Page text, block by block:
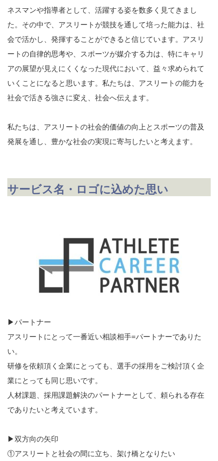
ネスマンや指導者として、活躍する姿を数多く見てきまし
た。その中で、アスリートが競技を通して培った能力は、社
会で活かし、発揮することができると信じています。アスリ
ートの自律的思考や、スポーツが媒介する力は、特にキャリ
アの展望が見えにくくなった現代において、益々求められて
いくことになると思います。私たちは、アスリートの能力を
社会で活きる強さに変え、社会へ伝えます。
私たちは、アスリートの社会的価値の向上とスポーツの普及
発展を通し、豊かな社会の実現に寄与したいと考えます。
サービス名・ロゴに込めた思い
▶パートナー
アスリートにとって一番近い相談相手=パートナーでありた
い。
研修を依頼頂く企業にとっても、選手の採用をご検討頂く企
業にとっても同じ思いです。
人材課題、採用課題解決のパートナーとして、頼られる存在
でありたいと考えています。
▶双方向の矢印
①アスリートと社会の間に立ち、架け橋となりたい